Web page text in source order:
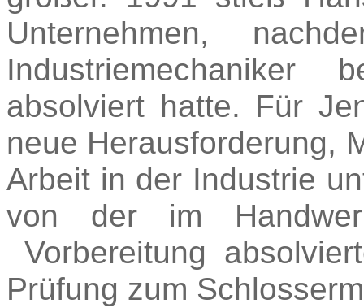
Unternehmen,
absolviert hatte. Für
neue Herausforderung,
Arbeit in der Industrie
von der im
Vorbereitung
Prüfung zum